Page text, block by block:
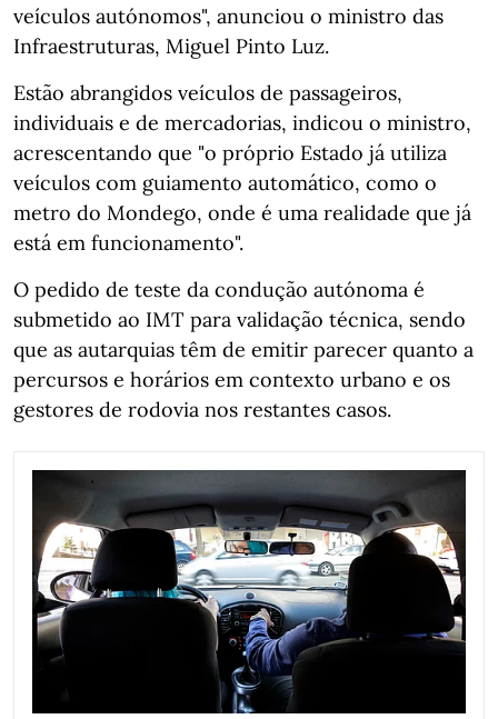
veículos autónomos", anunciou o ministro das
Infraestruturas, Miguel Pinto Luz.
Estão abrangidos veículos de passageiros,
individuais e de mercadorias, indicou o ministro,
acrescentando que "o próprio Estado já utiliza
veículos com guiamento automático, como o
metro do Mondego, onde é uma realidade que já
está em funcionamento".
O pedido de teste da condução autónoma é
submetido ao IMT para validação técnica, sendo
que as autarquias têm de emitir parecer quanto a
percursos e horários em contexto urbano e os
gestores de rodovia nos restantes casos.